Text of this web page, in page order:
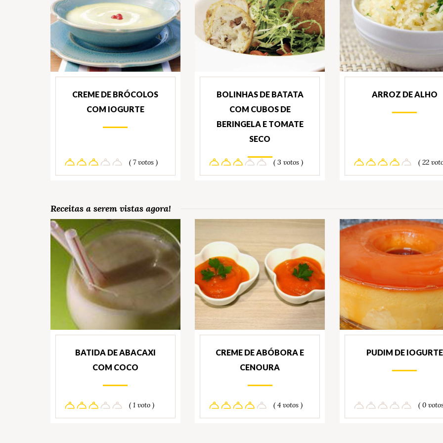
CREME DE BRÓCOLOS
COM IOGURTE
( 7 votos )
BOLINHAS DE BATATA
COM CUBOS DE
BERINGELA E TOMATE
SECO
( 3 votos )
ARROZ DE ALHO
( 22
Receitas a serem vistas agora!
BATIDA DE ABACAXI
COM COCO
( 1 voto )
CREME DE ABÓBORA E
CENOURA
( 4 votos )
PUDIM DE IOGURTE
( 0